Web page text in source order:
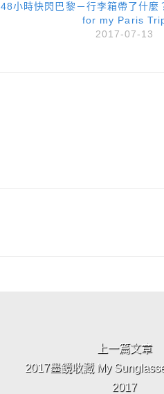
48小時快閃巴黎－行李箱帶了什
for my Paris
2017-07-13
上一篇文章
2017墨鏡收藏 My
2017